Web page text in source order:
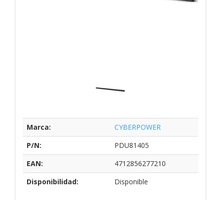
Marca:
CYBERPOWER
P/N:
PDU81405
EAN:
4712856277210
Disponibilidad:
Disponible